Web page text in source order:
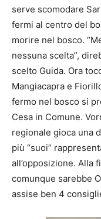
serve scomodare
fermi al centro del
morire nel bosco.
nessuna scelta”,
scelto Guida. Ora
Mangiacapra e
fermo nel bosco si
Cesa in Comune.
regionale gioca una
più “suoi”
all’opposizione. Alla
comunque sarebbe
assise ben 4